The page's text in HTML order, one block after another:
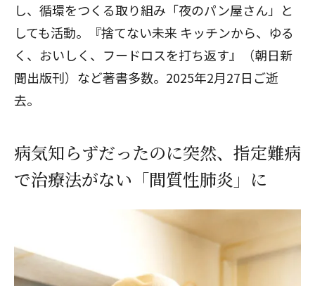
し、循環をつくる取り組み「夜のパン屋さん」と
しても活動。『捨てない未来 キッチンから、ゆる
く、おいしく、フードロスを打ち返す』（朝日新
聞出版刊）など著書多数。2025年2月27日ご逝
去。
病気知らずだったのに突然、指定難病
で治療法がない「間質性肺炎」に